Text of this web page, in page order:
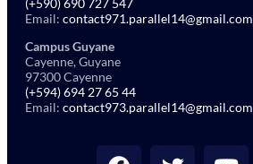
(+590) 690 727 547
Email: contact971.parallel14@gmail.com
Campus Guyane
Cayenne, Guyane
97300 Cayenne
(+594) 694 27 65 44
Email: contact973.parallel14@gmail.com